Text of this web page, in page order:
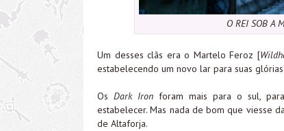
O REI SOB A
Um desses clãs era o Martelo Feroz [
estabelecendo um novo lar para suas
Os Dark Ironforam mais para o sul, para
estabelecer. Mas nada de bom que viesse
de Altaforja.